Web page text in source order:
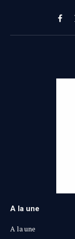
A la une
A la une